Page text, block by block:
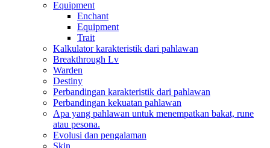
Equipment
Enchant
Equipment
Trait
Kalkulator karakteristik dari pahlawan
Breakthrough Lv
Warden
Destiny
Perbandingan karakteristik dari pahlawan
Perbandingan kekuatan pahlawan
Apa yang pahlawan untuk menempatkan bakat, rune
atau pesona.
Evolusi dan pengalaman